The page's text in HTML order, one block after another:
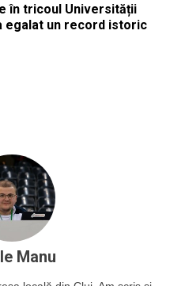
în tricoul Universității
egalat un record istoric
Manu